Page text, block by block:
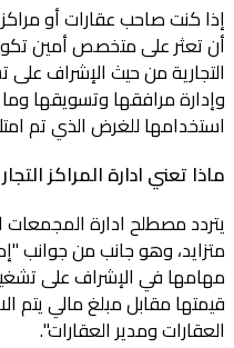
إذا كنت صاحب عقارات أو
أن تعثر على متخصص أمين
التجارية من حيث الإشراف
وإدارة مرافقها وتسويقها
استخدامها للغرض الذي تم
ماذا تعني ادارة المراكز
يتردد مصطلح ادارة
متزايد، وهو جانب من جوانب
مهامها في الإشراف على
قيمتها مقابل مبلغ مالي يتم
العقارات ومدير العقارات".